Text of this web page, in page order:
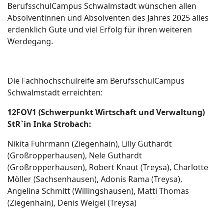
BerufsschulCampus Schwalmstadt wünschen allen
Absolventinnen und Absolventen des Jahres 2025 alles
erdenklich Gute und viel Erfolg für ihren weiteren
Werdegang.
Die Fachhochschulreife am BerufsschulCampus
Schwalmstadt erreichten:
12FOV1 (Schwerpunkt Wirtschaft und Verwaltung)
StR`in Inka Strobach:
Nikita Fuhrmann (Ziegenhain), Lilly Guthardt
(Großropperhausen), Nele Guthardt
(Großropperhausen), Robert Knaut (Treysa), Charlotte
Möller (Sachsenhausen), Adonis Rama (Treysa),
Angelina Schmitt (Willingshausen), Matti Thomas
(Ziegenhain), Denis Weigel (Treysa)